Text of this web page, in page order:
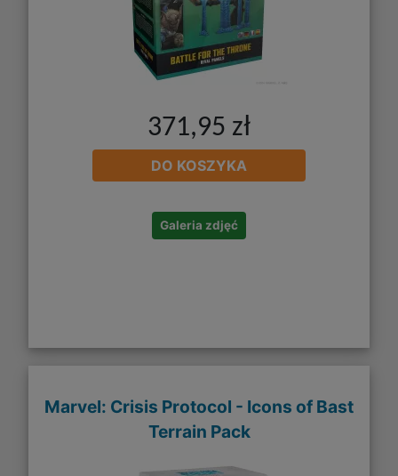
371,95 zł
DO KOSZYKA
Galeria zdjęć
Marvel: Crisis Protocol - Icons of Bast
Terrain Pack